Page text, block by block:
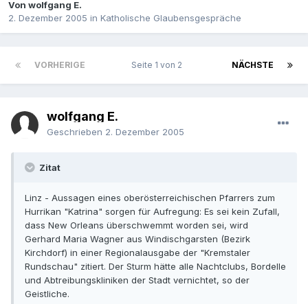
Von wolfgang E.
2. Dezember 2005 in Katholische Glaubensgespräche
VORHERIGE NÄCHSTE
Seite 1 von 2
wolfgang E.
Geschrieben 2. Dezember 2005
Zitat
Linz - Aussagen eines oberösterreichischen Pfarrers zum
Hurrikan "Katrina" sorgen für Aufregung: Es sei kein Zufall,
dass New Orleans überschwemmt worden sei, wird
Gerhard Maria Wagner aus Windischgarsten (Bezirk
Kirchdorf) in einer Regionalausgabe der "Kremstaler
Rundschau" zitiert. Der Sturm hätte alle Nachtclubs, Bordelle
und Abtreibungskliniken der Stadt vernichtet, so der
Geistliche.